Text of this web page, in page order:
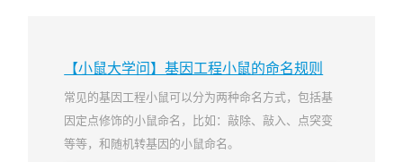
【小鼠大学问】基因工程小鼠的命名规则
常见的基因工程小鼠可以分为两种命名方式，包括基
因定点修饰的小鼠命名，比如：敲除、敲入、点突变
等等，和随机转基因的小鼠命名。